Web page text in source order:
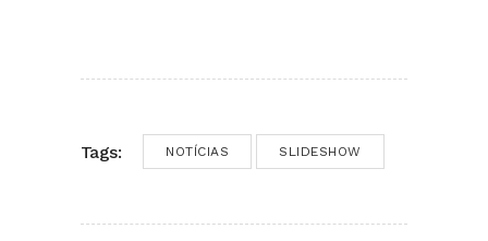
Tags: NOTÍCIAS SLIDESHOW